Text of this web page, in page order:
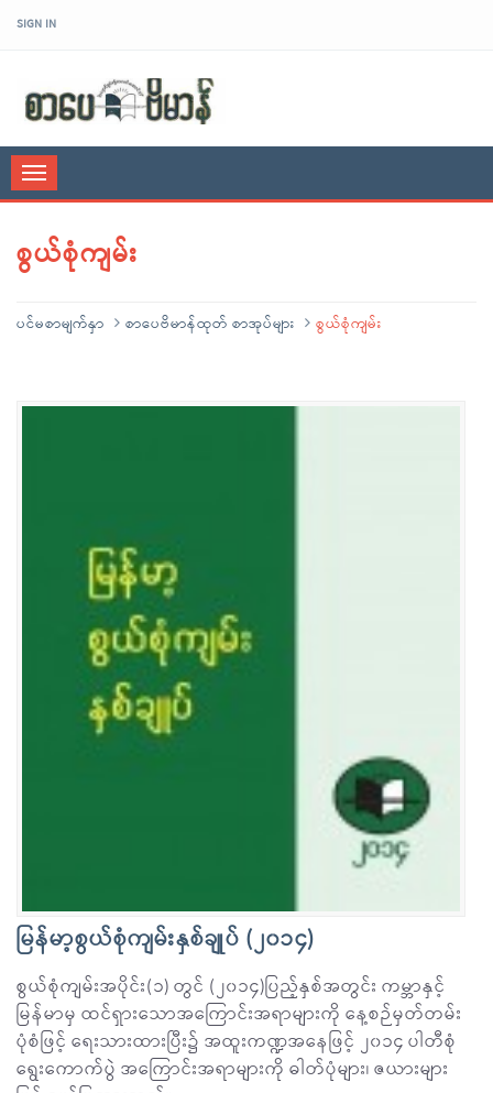
SIGN IN
Toggle
navigation
စွယ်စုံကျမ်း
ပင်မစာမျက်နှာ စာပေဗိမာန်ထုတ် စာအုပ်များ စွယ်စုံကျမ်း
မြန်မာ့စွယ်စုံကျမ်းနှစ်ချုပ် (၂၀၁၄)
စွယ်စုံကျမ်းအပိုင်း(၁) တွင် (၂၀၁၄)ပြည့်နှစ်အတွင်း ကမ္ဘာနှင့်
မြန်မာမှ ထင်ရှားသောအကြောင်းအရာများကို နေ့စဉ်မှတ်တမ်း
ပုံစံဖြင့် ရေးသားထားပြီး၌ အထူးကဏ္ဍအနေဖြင့် ၂၀၁၄ ပါတီစုံ
ရွေးကောက်ပွဲ အကြောင်းအရာများကို ဓါတ်ပုံများ၊ ဇယားများ